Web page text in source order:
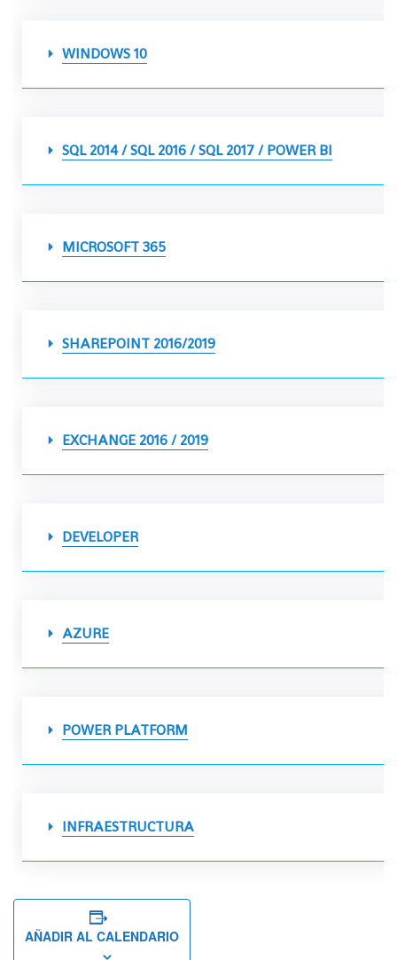
WINDOWS 10
SQL 2014 / SQL 2016 / SQL 2017 / POWER BI
MICROSOFT 365
SHAREPOINT 2016/2019
EXCHANGE 2016 / 2019
DEVELOPER
AZURE
POWER PLATFORM
INFRAESTRUCTURA
AÑADIR AL CALENDARIO